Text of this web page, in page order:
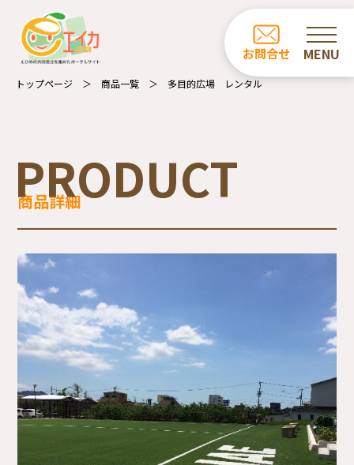
トップページ 商品一覧 多目的広場 レンタル
お問合せ
事業所の紹介
エイカについて
サイトマップ
プライバシーポリシー
ご利用ガイド
PRODUCT
商品詳細